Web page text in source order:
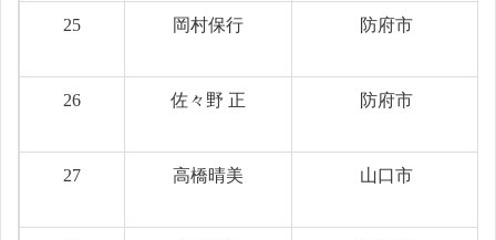
25 岡村保行 防府市
26 佐々野 正 防府市
27 高橋晴美 山口市